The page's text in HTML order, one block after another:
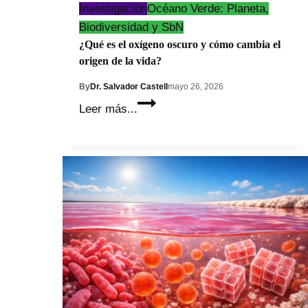
InvestigaciónOcéano Verde: Planeta,
Biodiversidad y SbN
¿Qué es el oxígeno oscuro y cómo cambia el
origen de la vida?
ByDr. Salvador Castell mayo 26, 2026
Leer más...
¿Qué
oxígeno
oscuro
y
cómo
cambia
el
origen
de